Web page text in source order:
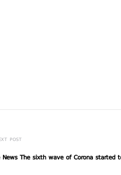
POST
News The sixth wave of Corona started